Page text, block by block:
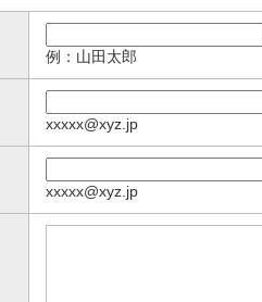
例：山田太郎
xxxxx@xyz.jp
xxxxx@xyz.jp